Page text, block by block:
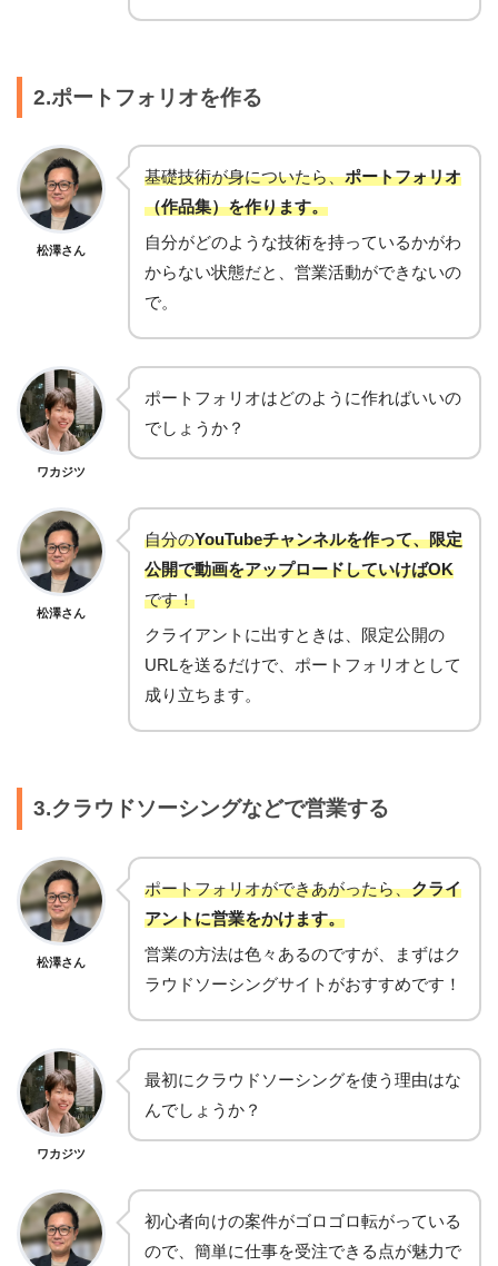
2.ポートフォリオを作る
松澤さん
基礎技術が身についたら、ポートフォリオ
（作品集）を作ります。
自分がどのような技術を持っているかがわ
からない状態だと、営業活動ができないの
で。
ワカジツ
ポートフォリオはどのように作ればいいの
でしょうか？
松澤さん
自分のYouTubeチャンネルを作って、限定
公開で動画をアップロードしていけばOK
です！
クライアントに出すときは、限定公開の
URLを送るだけで、ポートフォリオとして
成り立ちます。
3.クラウドソーシングなどで営業する
松澤さん
ポートフォリオができあがったら、クライ
アントに営業をかけます。
営業の方法は色々あるのですが、まずはク
ラウドソーシングサイトがおすすめです！
ワカジツ
最初にクラウドソーシングを使う理由はな
んでしょうか？
初心者向けの案件がゴロゴロ転がっている
ので、簡単に仕事を受注できる点が魅力で